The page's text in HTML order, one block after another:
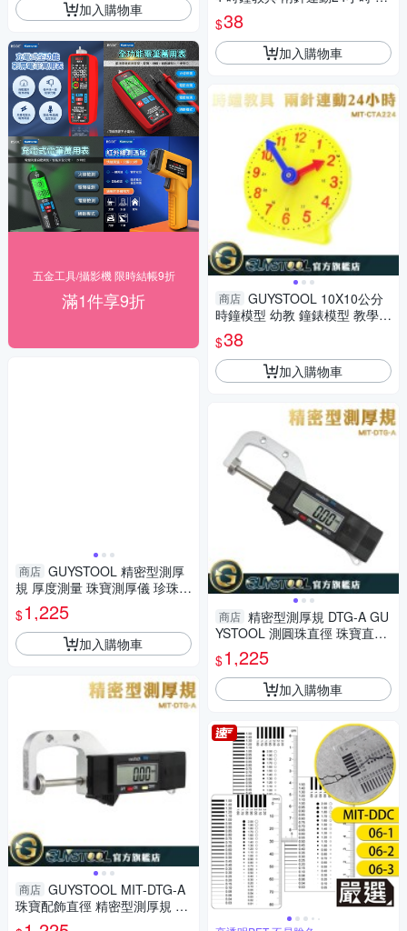
加入購物車
五金工具/攝影機 限時結帳9折
滿1件享9折
商店 GUYSTOOL 精密型測厚
規 厚度測量 珠寶測厚儀 珍珠測
量儀 DIY配件 測圓珠直徑 珠寶
厚度 MIT-DTG-A
$1,225
加入購物車
商店 GUYSTOOL MIT-DTG-A
珠寶配飾直徑 精密型測厚規 珠
寶直徑測量 紙張厚度 珠寶測厚
學時鐘 鐘錶模型 學習時間 2針
連動 時鐘模型
$38
加入購物車
商店 GUYSTOOL 10X10公分
時鐘模型 幼教 鐘錶模型 教學時
鐘 時鐘玩具 MIT-CTA224 2針
連動 教材
$38
加入購物車
商店 精密型測厚規 DTG-A GU
YSTOOL 測圓珠直徑 珠寶直徑
測量 DIY配件布料 皮革珠寶專
用 珠寶配飾直徑
$1,225
加入購物車